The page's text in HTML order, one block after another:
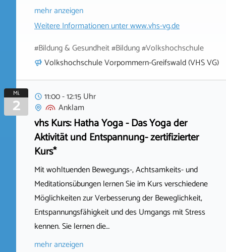
mehr anzeigen
Weitere Informationen unterwww.vhs-vg.de
#Bildung & Gesundheit #Bildung #Volkshochschule
Volkshochschule Vorpommern-Greifswald (VHS VG)
Mi.
2
11:00 - 12:15 Uhr
Anklam
vhs Kurs: Hatha Yoga - Das Yoga der
Aktivität und Entspannung- zertifizierter
Kurs*
Mit wohltuenden Bewegungs-, Achtsamkeits- und
Meditationsübungen lernen Sie im Kurs verschiedene
Möglichkeiten zur Verbesserung der Beweglichkeit,
Entspannungsfähigkeit und des Umgangs mit Stress
kennen. Sie lernen die…
mehr anzeigen